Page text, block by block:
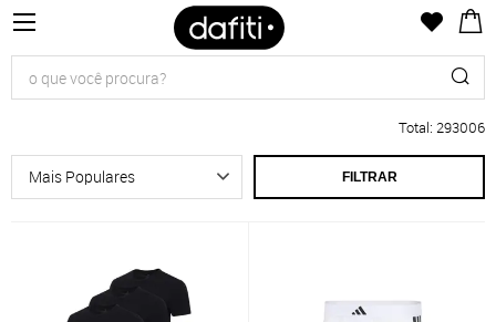
Total: 293006
FILTRAR